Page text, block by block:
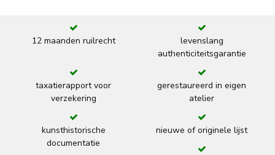
12 maanden ruilrecht
levenslang
authenticiteitsgarantie
taxatierapport voor
verzekering
gerestaureerd in eigen
atelier
kunsthistorische
documentatie
nieuwe of originele lijst